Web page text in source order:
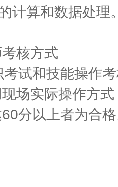
计算和数据处理
核方式
试和技能操作
场实际操作方
分以上者为合